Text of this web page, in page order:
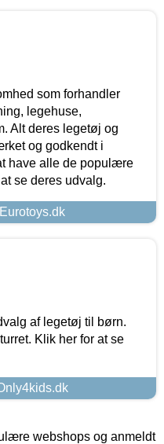
som forhandler
legehuse,
Alt deres legetøj og
og godkendt i
have alle de populære
se deres udvalg.
af legetøj til børn.
Klik her for at se
webshops og anmeldt